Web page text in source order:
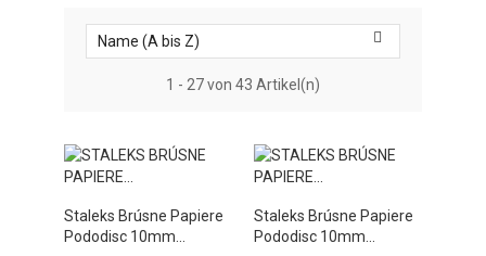
Name (A bis Z) 
1 - 27 von 43 Artikel(n)
Staleks Brúsne Papiere
Pododisc 10mm...
Staleks Brúsne Papiere
Pododisc 10mm...